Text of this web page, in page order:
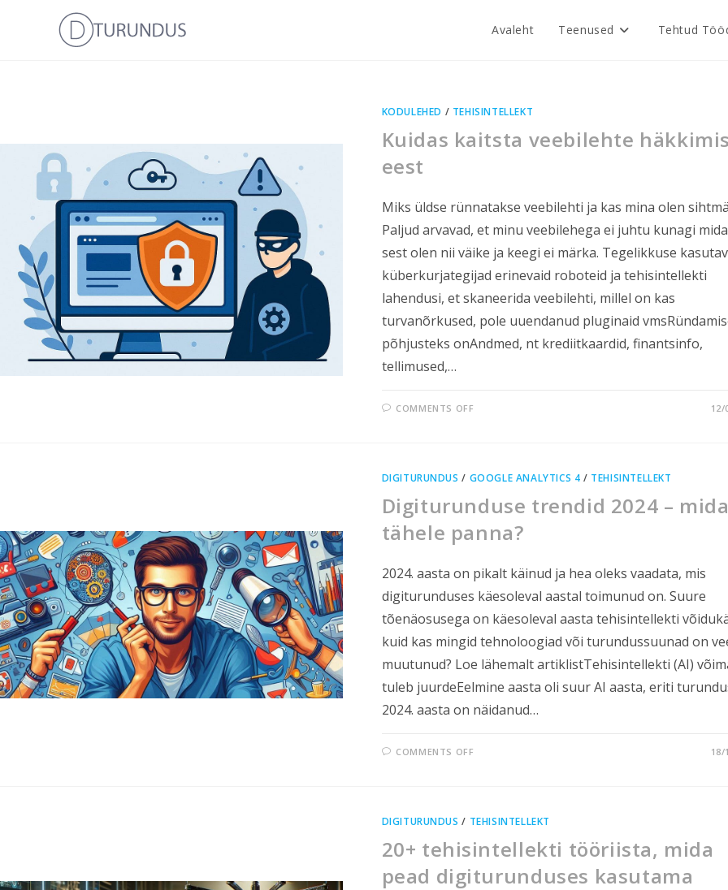
Avaleht Teenused Tehtud
KODULEHED / TEHISINTELLEKT
Kuidas kaitsta veebilehte
eest
Miks üldse rünnatakse veebilehti ja kas mina olen
Paljud arvavad, et minu veebilehega ei juhtu kunagi
sest olen nii väike ja keegi ei märka. Tegelikkuse
küberkurjategijad erinevaid roboteid ja tehisintellekti
lahendusi, et skaneerida veebilehti, millel on kas
turvanõrkused, pole uuendanud pluginaid
põhjusteks onAndmed, nt krediitkaardid, finantsinfo,
tellimused,…
COMMENTS OFF 12/
DIGITURUNDUS / GOOGLE ANALYTICS 4 / TEHISINTELLEKT
Digiturunduse trendid 2024 – mida
tähele panna?
2024. aasta on pikalt käinud ja hea oleks vaadata, mis
digiturunduses käesoleval aastal toimunud on. Suure
tõenäosusega on käesoleval aasta tehisintellekti
kuid kas mingid tehnoloogiad või turundussuunad on
muutunud? Loe lähemalt artiklistTehisintellekti (AI)
tuleb juurdeEelmine aasta oli suur AI aasta, eriti
2024. aasta on näidanud…
COMMENTS OFF 18/
DIGITURUNDUS / TEHISINTELLEKT
20+ tehisintellekti tööriista, mida
pead digiturunduses kasutama